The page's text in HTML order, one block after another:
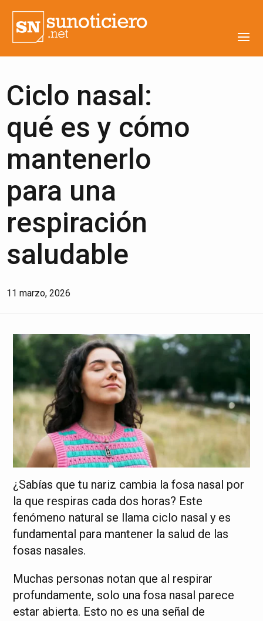
Ciclo nasal:
qué es y cómo
mantenerlo
para una
respiración
saludable
11 marzo, 2026
¿Sabías que tu nariz cambia la fosa nasal por
la que respiras cada dos horas? Este
fenómeno natural se llama ciclo nasal y es
fundamental para mantener la salud de las
fosas nasales.
Muchas personas notan que al respirar
profundamente, solo una fosa nasal parece
estar abierta. Esto no es una señal de